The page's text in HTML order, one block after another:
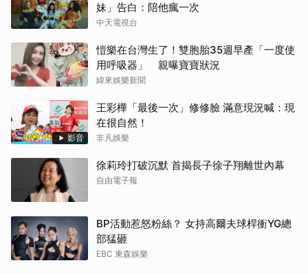
妹」告白：陪他瘋一次
中天電視台
愷樂在台灣生了！雙胞胎35週早產「一度使
用呼吸器」 親曝寶寶狀況
緯來娛樂新聞
影音
王彩樺「最後一次」修修臉 滿意現況喊：現
在很自然！
非凡娛樂
徐莉玲打破沉默 首揭長子徐子翔離世內幕
自由電子報
BP活動惹怒粉絲？ 女持高爾夫球桿衝YG總
部猛砸
EBC 東森娛樂